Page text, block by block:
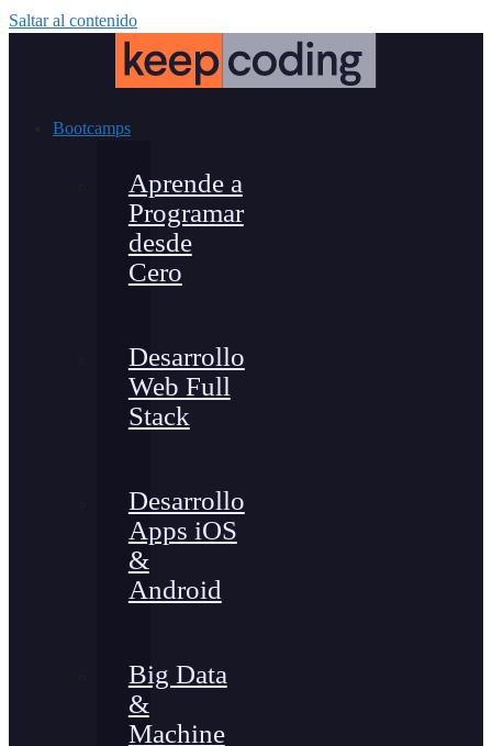
Saltar al contenido
Bootcamps
Aprende a
Programar
desde
Cero
Desarrollo
Web Full
Stack
Desarrollo
Apps iOS
&
Android
Big Data
&
Machine